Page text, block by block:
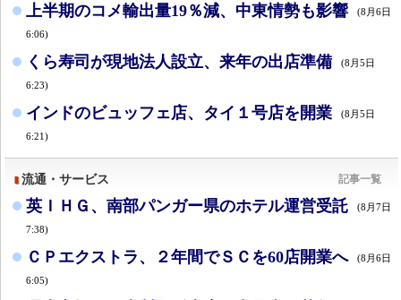
上半期のコメ輸出量19％減、中東情勢も影響 (8月6日
6:06)
くら寿司が現地法人設立、来年の出店準備 (8月5日
6:23)
インドのビュッフェ店、タイ１号店を開業 (8月5日
6:21)
流通・サービス 記事一覧
英ＩＨＧ、南部パンガー県のホテル運営受託 (8月7日
7:38)
ＣＰエクストラ、２年間でＳＣを60店開業へ (8月6日
6:05)